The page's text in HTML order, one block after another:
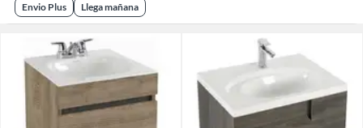
Envio Plus Llega mañana